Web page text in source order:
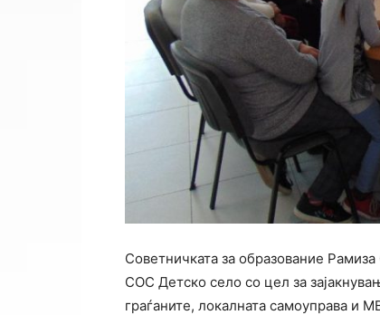
Советничката за образование
СОС Детско село со цел за
граѓаните, локалната самоуправа и